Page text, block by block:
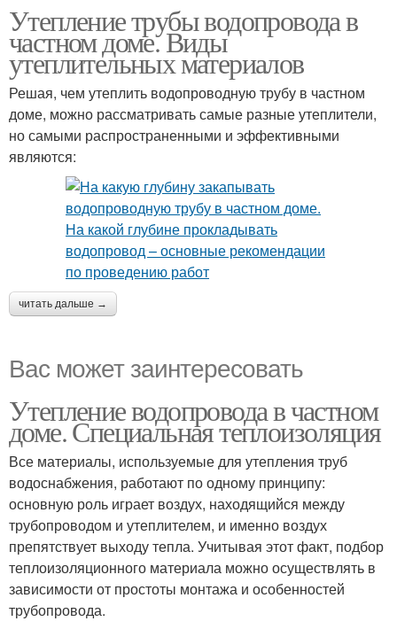
Утепление трубы водопровода в
частном доме. Виды
утеплительных материалов
Решая, чем утеплить водопроводную трубу в частном
доме, можно рассматривать самые разные утеплители,
но самыми распространенными и эффективными
являются:
читать дальше →
Вас может заинтересовать
Утепление водопровода в частном
доме. Специальная теплоизоляция
Все материалы, используемые для утепления труб
водоснабжения, работают по одному принципу:
основную роль играет воздух, находящийся между
трубопроводом и утеплителем, и именно воздух
препятствует выходу тепла. Учитывая этот факт, подбор
теплоизоляционного материала можно осуществлять в
зависимости от простоты монтажа и особенностей
трубопровода.